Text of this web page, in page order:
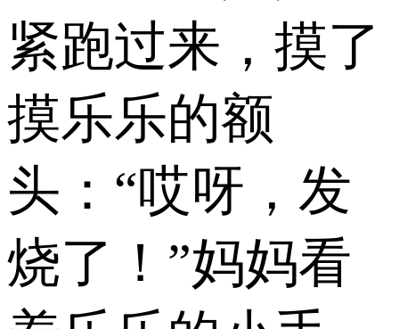
紧跑过来，摸了
摸乐乐的额
头：“哎呀，发
烧了！”妈妈看